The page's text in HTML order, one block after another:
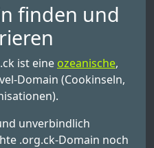
finden und
ist eine ozeanische,
Domain (Cookinseln,
unverbindlich
.org.ck-Domain noch